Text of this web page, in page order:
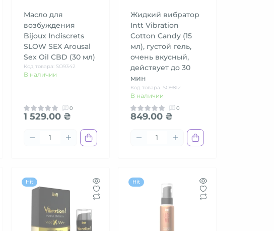
Масло для
возбуждения
Bijoux Indiscrets
SLOW SEX Arousal
Sex Oil CBD (30 мл)
Код товара: SO9342
В наличии
0
1 529.00 ₴
Жидкий вибратор
Intt Vibration
Cotton Candy (15
мл), густой гель,
очень вкусный,
действует до 30
мин
Код товара: SO9812
В наличии
0
849.00 ₴
Hit Hit